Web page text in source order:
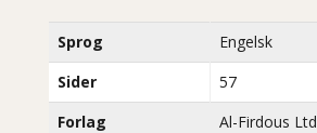
Sprog
Engelsk
Sider
57
Forlag
Al-Firdous Ltd